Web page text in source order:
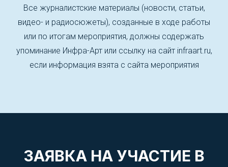
Все журналистские материалы (новости, статьи,
видео- и радиосюжеты), созданные в ходе работы
или по итогам мероприятия, должны содержать
упоминание Инфра-Арт или ссылку на сайт infraart.ru,
если информация взята с сайта мероприятия
ЗАЯВКА НА УЧАСТИЕ В